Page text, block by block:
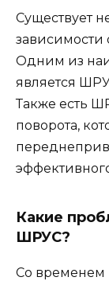
Существует
зависимости
Одним из
является
Также есть
поворота,
Какие
ШРУС?
Со временем